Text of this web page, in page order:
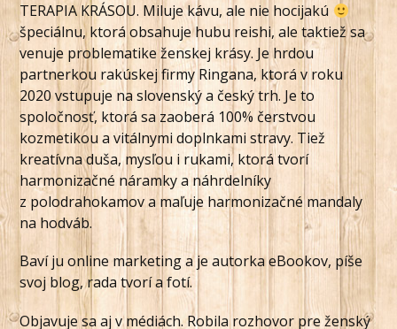
TERAPIA KRÁSOU. Miluje kávu, ale nie hocijakú
špeciálnu, ktorá obsahuje hubu reishi, ale taktiež sa
venuje problematike ženskej krásy. Je hrdou
partnerkou rakúskej firmy Ringana, ktorá v roku
2020 vstupuje na slovenský a český trh. Je to
spoločnosť, ktorá sa zaoberá 100% čerstvou
kozmetikou a vitálnymi doplnkami stravy. Tiež
kreatívna duša, mysľou i rukami, ktorá tvorí
harmonizačné náramky a náhrdelníky
z polodrahokamov a maľuje harmonizačné mandaly
na hodváb.
Baví ju online marketing a je autorka eBookov, píše
svoj blog, rada tvorí a fotí.
Objavuje sa aj v médiách. Robila rozhovor pre ženský